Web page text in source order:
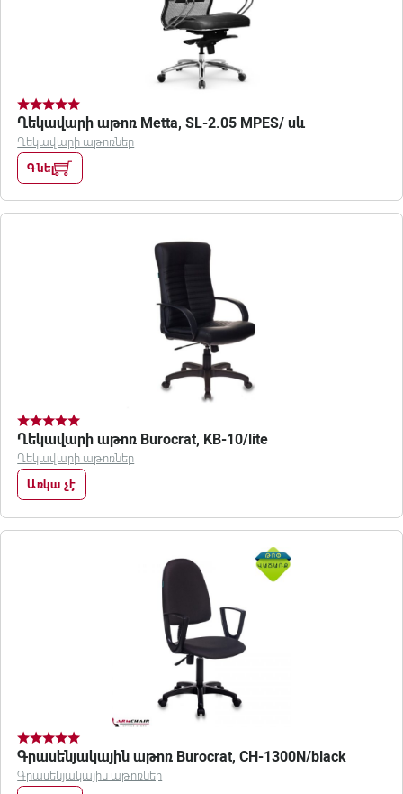
Ղեկավարի աթոռ Metta, SL-2.05 MPES/ սև
Ղեկավարի աթոռներ
Գնել
Ղեկավարի աթոռ Burocrat, KB-10/lite
Ղեկավարի աթոռներ
Առկա չէ
Գրասենյակային աթոռ Burocrat, CH-1300N/black
Գրասենյակային աթոռներ